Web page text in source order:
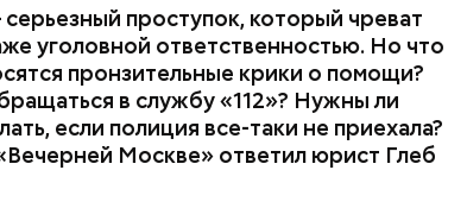
проступок, который чреват
уголовной ответственностью. Но что
пронзительные крики о помощи?
в службу «112»? Нужны ли
если полиция все-таки не приехала?
Москве» ответил юрист Глеб